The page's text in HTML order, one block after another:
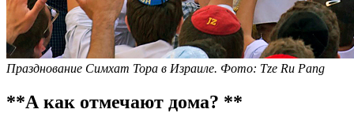
Празднование Симхат Тора в Израиле. Фото: Tze Ru Pang
**А как отмечают дома? **